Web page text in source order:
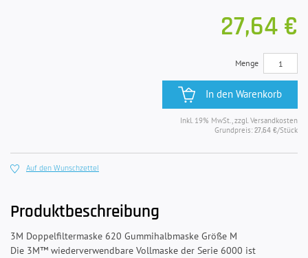
27,64 €
Menge
In den Warenkorb
Inkl. 19% MwSt., zzgl. Versandkosten
Grundpreis: 27,64 €/Stück
Auf den Wunschzettel
Produktbeschreibung
3M Doppelfiltermaske 620 Gummihalbmaske Größe M
Die 3M™ wiederverwendbare Vollmaske der Serie 6000 ist